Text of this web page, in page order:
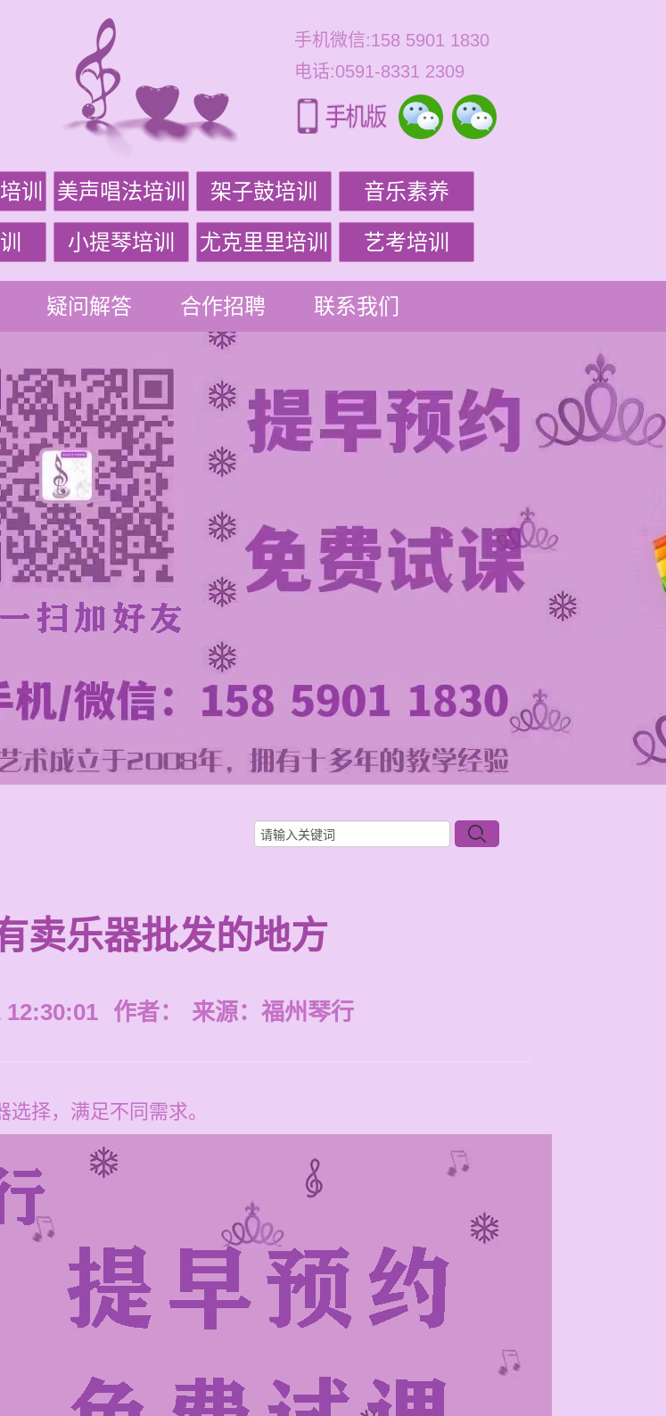
手机微信:158 5901 1830
电话:0591-8331 2309
训 美声唱法培训 架子鼓培训 音乐素养
小提琴培训 尤克里里培训 艺考培训
疑问解答 合作招聘 联系我们
卖乐器批发的地方
12:30:01 作者： 来源： 福州琴行
择，满足不同需求。